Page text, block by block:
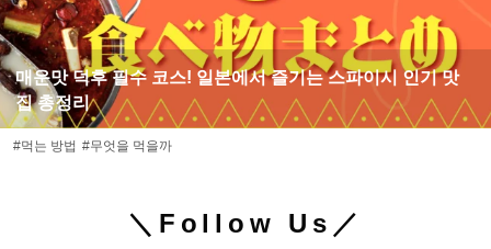
매운맛 덕후 필수 코스! 일본에서 즐기는 스파이시 인기 맛
집 총정리
#먹는 방법 #무엇을 먹을까
＼Follow Us／